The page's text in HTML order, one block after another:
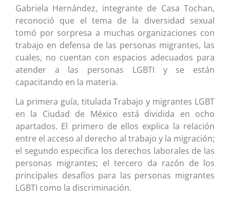
Gabriela Hernández, integrante de Casa Tochan,
reconoció que el tema de la diversidad sexual
tomó por sorpresa a muchas organizaciones con
trabajo en defensa de las personas migrantes, las
cuales, no cuentan con espacios adecuados para
atender a las personas LGBTI y se están
capacitando en la materia.
La primera guía, titulada Trabajo y migrantes LGBT
en la Ciudad de México está dividida en ocho
apartados. El primero de ellos explica la relación
entre el acceso al derecho al trabajo y la migración;
el segundo especifica los derechos laborales de las
personas migrantes; el tercero da razón de los
principales desafíos para las personas migrantes
LGBTI como la discriminación.